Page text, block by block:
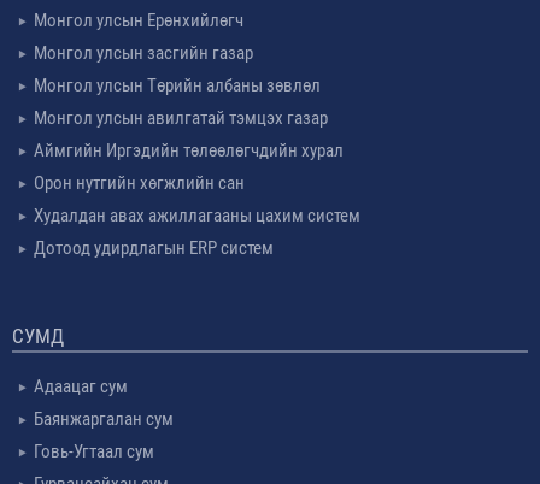
Монгол улсын Ерөнхийлөгч
Монгол улсын засгийн газар
Монгол улсын Төрийн албаны зөвлөл
Монгол улсын авилгатай тэмцэх газар
Аймгийн Иргэдийн төлөөлөгчдийн хурал
Орон нутгийн хөгжлийн сан
Худалдан авах ажиллагааны цахим систем
Дотоод удирдлагын ERP систем
СУМД
Адаацаг сум
Баянжаргалан сум
Говь-Угтаал сум